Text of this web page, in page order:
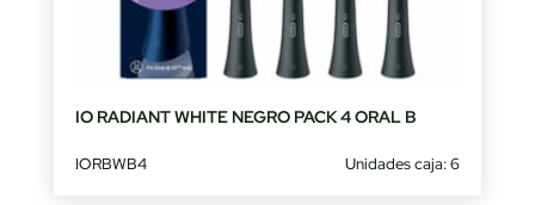
IO RADIANT WHITE NEGRO PACK 4 ORAL B
IORBWB4 Unidades caja: 6